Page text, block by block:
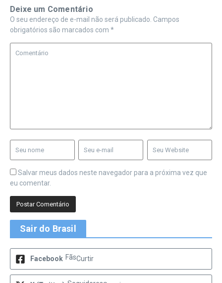
Deixe um Comentário
O seu endereço de e-mail não será publicado. Campos
obrigatórios são marcados com *
Salvar meus dados neste navegador para a próxima vez que
eu comentar.
Sair do Brasil
Facebook FãsCurtir